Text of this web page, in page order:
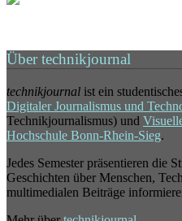
Über technikjournal
technikjournal ist ein
Digitaler Journalismus und
Technikjournalismus) und
Hochschule Bonn-Rhein-Sieg.
Jedes Semester präsentieren die
Geschichten über Menschen,
multimedialen Beiträge